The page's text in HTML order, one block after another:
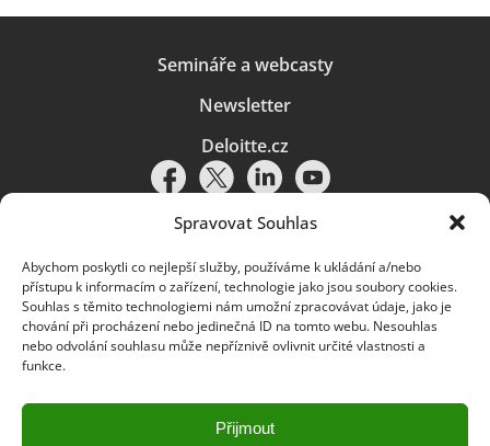
Spravovat Souhlas
Abychom poskytli co nejlepší služby, používáme k ukládání a/nebo
přístupu k informacím o zařízení, technologie jako jsou soubory cookies.
Souhlas s těmito technologiemi nám umožní zpracovávat údaje, jako je
chování při procházení nebo jedinečná ID na tomto webu. Nesouhlas
nebo odvolání souhlasu může nepříznivě ovlivnit určité vlastnosti a
funkce.
Přijmout
Semináře a webcasty
Newsletter
Deloitte.cz
Pravidla používání|Ochrana osobních údajů|Soubory cookies |
Deloitte.cz
© 2026. Více informací najdete vPravidlech používání.
Deloitte označuje jednu či více společností globální sítě členských
a přidružené subjekty (souhrnně „organizace Deloitte“). Společnost DTTL
(rovněž označovaná jako „Deloitte Global“) a každá z jejích členských
společností a jejich přidružených subjektů je samostatným a nezávislým